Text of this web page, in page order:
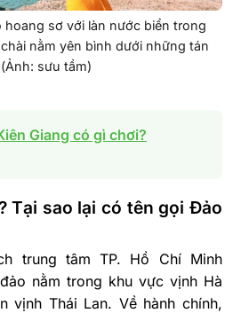
hoang sơ với làn nước biển trong
nằm yên bình dưới những tán
sưu tầm)
Giang có gì chơi?
Tại sao lại có tên gọi Đảo
trung tâm TP. Hồ Chí Minh
nằm trong khu vực vịnh Hà
vịnh Thái Lan. Về hành chính,